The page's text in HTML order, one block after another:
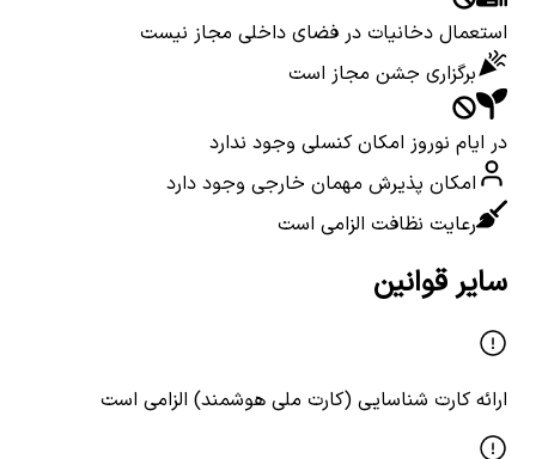
استعمال دخانیات در فضای داخلی مجاز نیست
برگزاری جشن مجاز است
در ایام نوروز امکان کنسلی وجود ندارد
امکان پذیرش مهمان خارجی وجود دارد
رعایت نظافت الزامی است
سایر قوانین
ارائه کارت شناسایی (کارت ملی هوشمند) الزامی است